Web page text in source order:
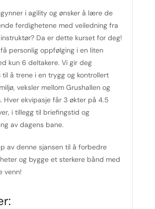
i agility og ønsker å lære de
ferdighetene med veiledning fra
Da er dette kurset for deg!
personlig oppfølging i en liten
kun 6 deltakere. Vi gir deg
til å trene i en trygg og kontrollert
veksler mellom Grushallen og
Hver ekvipasje får 3 økter på 4.5
i tillegg til briefingstid og
av dagens bane.
av denne sjansen til å forbedre
og bygge et sterkere bånd med
venn!